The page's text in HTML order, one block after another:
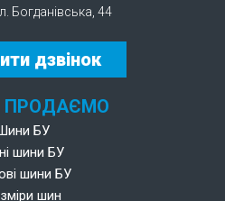
Богданівська, 44
дзвінок
БУ
шини БУ
шини БУ
шин